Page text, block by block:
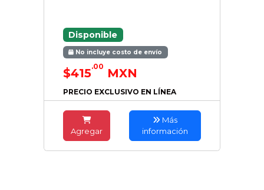
Disponible
No incluye costo de envío
$415.00 MXN
PRECIO EXCLUSIVO EN LÍNEA
Agregar
Más
información